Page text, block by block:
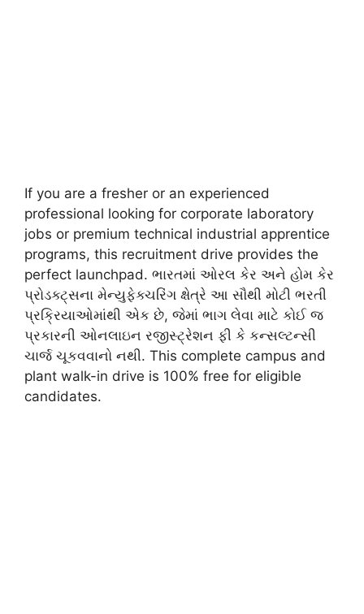
If you are a fresher or an experienced
professional looking for corporate laboratory
jobs or premium technical industrial apprentice
programs, this recruitment drive provides the
perfect launchpad. ભારતમાં ઓરલ કેર અને હોમ કેર
પ્રોડક્ટ્સના મેન્યુફેક્ચરિંગ ક્ષેત્રે આ સૌથી મોટી ભરતી
પ્રક્રિયાઓમાંથી એક છે, જેમાં ભાગ લેવા માટે કોઈ જ
પ્રકારની ઓનલાઇન રજીસ્ટ્રેશન ફી કે કન્સલ્ટન્સી
ચાર્જ ચૂકવવાનો નથી. This complete campus and
plant walk-in drive is 100% free for eligible
candidates.